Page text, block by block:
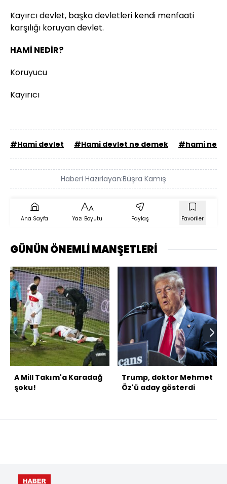
Kayırcı devlet, başka devletleri kendi menfaati
karşılığı koruyan devlet.
HAMİ NEDİR?
Koruyucu
Kayırıcı
#Hami devlet #Hami devlet ne demek #hami nedir
Haberi Hazırlayan:Büşra Kamış
Ana Sayfa Yazı Boyutu Paylaş Favoriler
GÜNÜN ÖNEMLİ MANŞETLERİ
A Mill Takım'a Karadağ
şoku!
Trump, doktor Mehmet
Öz'ü aday gösterdi